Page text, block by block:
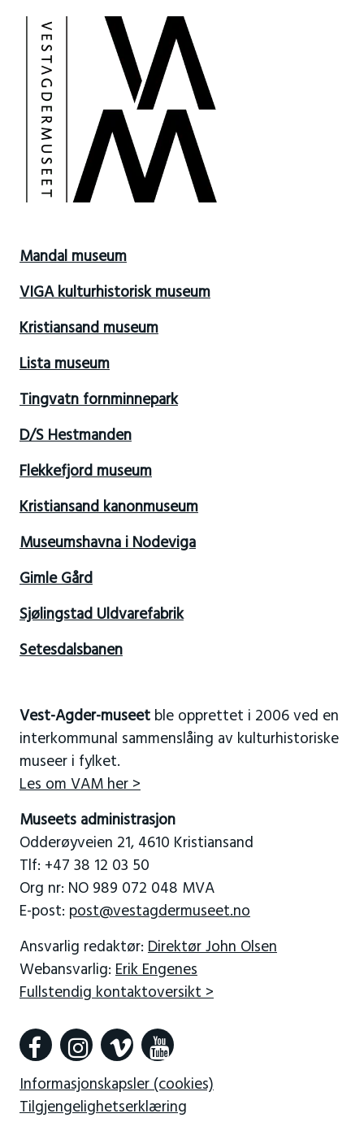
Mandal museum
VIGA kulturhistorisk museum
Kristiansand museum
Lista museum
Tingvatn fornminnepark
D/S Hestmanden
Flekkefjord museum
Kristiansand kanonmuseum
Museumshavna i Nodeviga
Gimle Gård
Sjølingstad Uldvarefabrik
Setesdalsbanen
Vest-Agder-museetble opprettet i 2006 ved en
interkommunal sammenslåing av kulturhistoriske
museer i fylket.
Les om VAM her >
Museets administrasjon
Odderøyveien 21, 4610 Kristiansand
Tlf: +47 38 12 03 50
Org nr: NO 989 072 048 MVA
E-post: post@vestagdermuseet.no
Ansvarlig redaktør: Direktør John Olsen
Webansvarlig: Erik Engenes
Fullstendig kontaktoversikt >
Informasjonskapsler (cookies)
Tilgjengelighetserklæring